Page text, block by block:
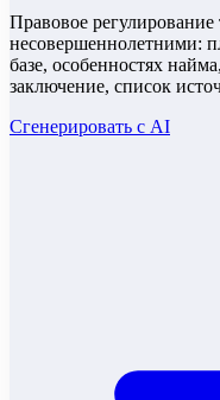
Правовое
несовершеннолетними:
базе, особенностях
заключение, список
Сгенерировать с AI